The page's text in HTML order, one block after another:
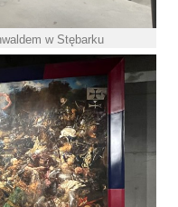
w Stębarku